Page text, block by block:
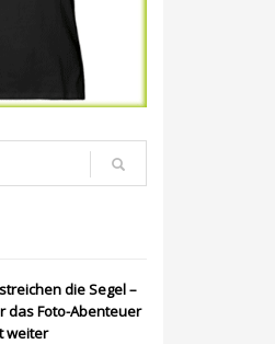
die Segel –
das Foto-Abenteuer
weiter